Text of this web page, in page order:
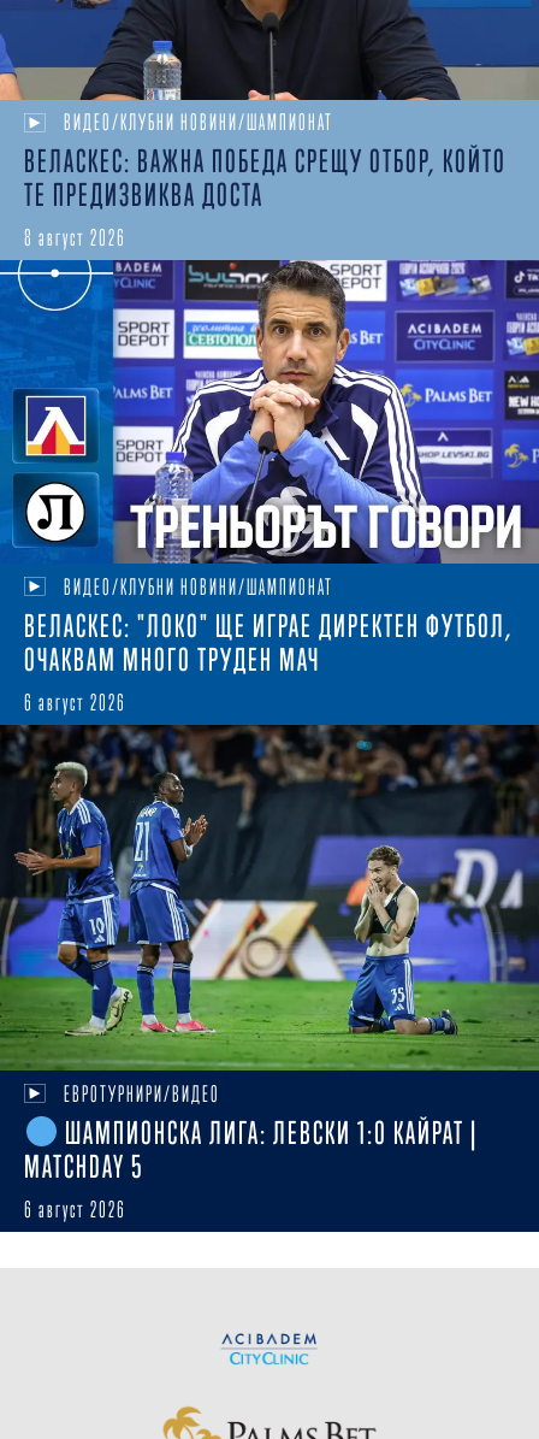
ВИДЕО/КЛУБНИ НОВИНИ/ШАМПИОНАТ
ВЕЛАСКЕС: ВАЖНА ПОБЕДА СРЕЩУ ОТБОР, КОЙТО
ТЕ ПРЕДИЗВИКВА ДОСТА
8 август 2026
ВИДЕО/КЛУБНИ НОВИНИ/ШАМПИОНАТ
ВЕЛАСКЕС: "ЛОКО" ЩЕ ИГРАЕ ДИРЕКТЕН ФУТБОЛ,
ОЧАКВАМ МНОГО ТРУДЕН МАЧ
6 август 2026
ЕВРОТУРНИРИ/ВИДЕО
ШАМПИОНСКА ЛИГА: ЛЕВСКИ 1:0 КАЙРАТ |
MATCHDAY 5
6 август 2026